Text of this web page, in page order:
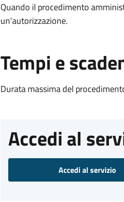
Quando il procedimento
un'autorizzazione.
Tempi e
Durata massima del
Accedi al
Accedi al servizio